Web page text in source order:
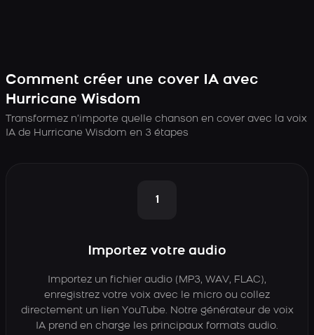
Comment créer une cover IA avec
Hurricane Wisdom
Transformez n’importe quelle chanson en cover avec la voix
IA de Hurricane Wisdom en 3 étapes
1
Importez votre audio
Importez un fichier audio (MP3, WAV, FLAC),
enregistrez votre voix avec le micro ou collez
directement un lien YouTube. Notre générateur de voix
IA prend en charge les principaux formats audio.